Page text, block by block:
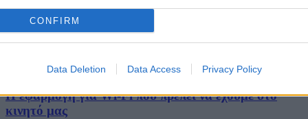
CONFIRM
Data Deletion Data Access Privacy Policy
Η εφαρμογή για Wi-Fi που πρέπει να έχουμε στο
κινητό μας